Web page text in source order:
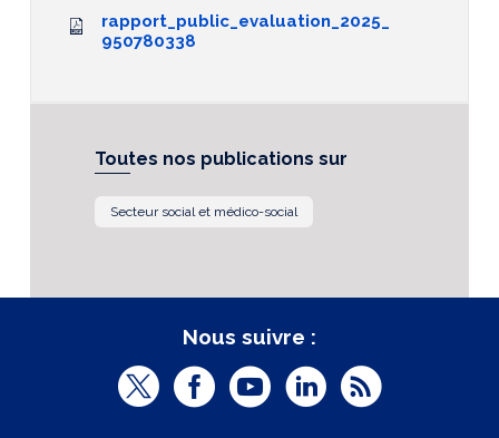
rapport_public_evaluation_2025_
950780338
Toutes nos publications sur
Secteur social et médico-social
Nous suivre :
T
F
Y
L
R